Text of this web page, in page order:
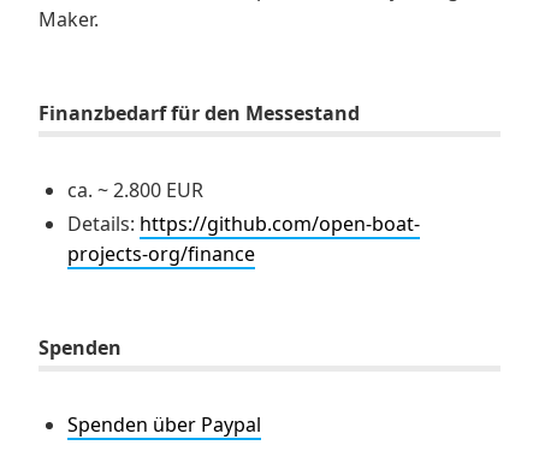
Maker.
Finanzbedarf für den Messestand
ca. ~ 2.800 EUR
Details: https://github.com/open-boat-
projects-org/finance
Spenden
Spenden über Paypal